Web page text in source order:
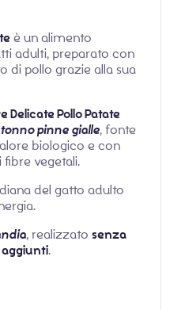
è un alimento
adulti, preparato con
di pollo grazie alla sua
Delicate Pollo Patate
tonno pinne gialle, fonte
biologico e con
fibre vegetali.
del gatto adulto
, realizzato senza
.